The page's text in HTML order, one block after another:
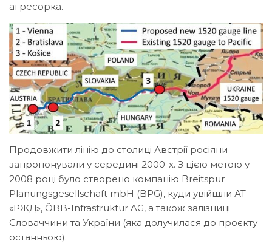
агресорка.
Продовжити лінію до столиці Австрії росіяни
запропонували у середині 2000-х. З цією метою у
2008 році було створено компанію Breitspur
Planungsgesellschaft mbH (BPG), куди увійшли АТ
«РЖД», ÖBB-Infrastruktur AG, а також залізниці
Словаччини та України (яка долучилася до проєкту
останньою).